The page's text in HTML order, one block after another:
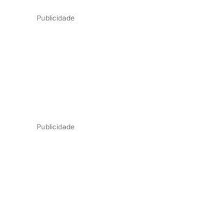
Publicidade
Publicidade